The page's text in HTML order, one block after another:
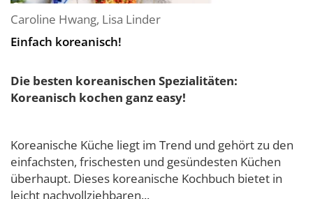
Caroline Hwang, Lisa Linder
Einfach koreanisch!
Die besten koreanischen Spezialitäten:
Koreanisch kochen ganz easy!
Koreanische Küche liegt im Trend und gehört zu den
einfachsten, frischesten und gesündesten Küchen
überhaupt. Dieses koreanische Kochbuch bietet in
leicht nachvollziehbaren...